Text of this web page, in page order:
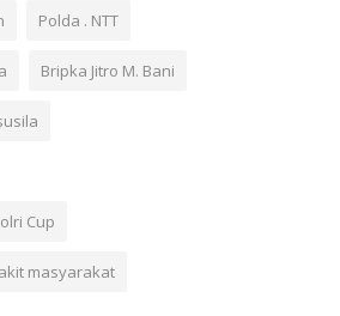
Polda . NTT
Bripka Jitro M. Bani
Cup
masyarakat